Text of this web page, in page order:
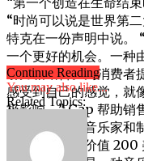
“时尚可以说是世界第
特克在一份声明中说。
一个更好的机会。一种
引力相结合。为消费者
感受到自己的感觉，就
极影响。” Gap 帮助销
他已经以嘻哈音乐家
名，现在通过价值
Continue Reading
You may also like...
Related Topics: